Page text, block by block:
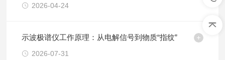
2026-04-24
示波极谱仪工作原理：从电解信号到物质“指纹”
2026-07-31